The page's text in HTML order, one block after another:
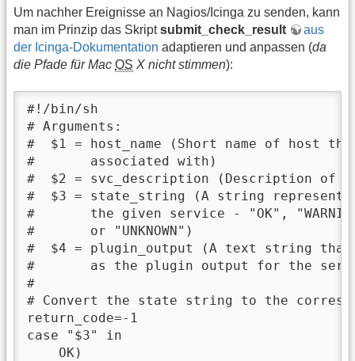
Um nachher Ereignisse an Nagios/Icinga zu senden, kann
man im Prinzip das Skriptsubmit_check_result
aus
der Icinga-Dokumentation adaptieren und anpassen (da
die Pfade für Mac OS X nicht stimmen):
#!/bin/sh
# Arguments:
#  $1 = host_name (Short name of host
#       associated with)
#  $2 = svc_description (Description of
#  $3 = state_string (A string
#       the given service - "OK",
#       or "UNKNOWN")
#  $4 = plugin_output (A text string that
#       as the plugin output for the
#
# Convert the state string to the
return_code=-1
case "$3" in
    OK)